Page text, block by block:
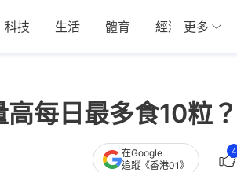
科技 生活 體育 經濟 01深圳
更多
每日最多食10粒？
在Google
追蹤《香港01》
4